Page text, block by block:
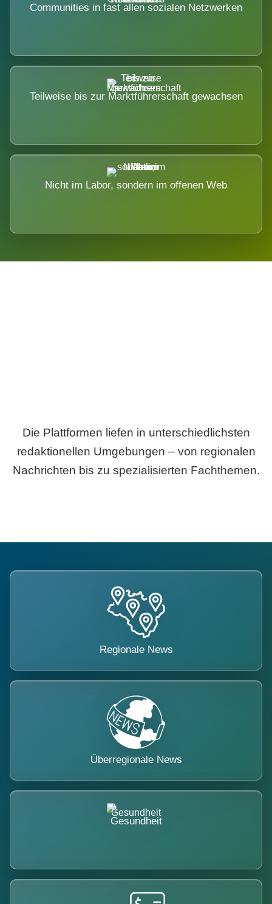
Communities in fast allen sozialen Netzwerken
Teilweise bis zur Marktführerschaft gewachsen
Nicht im Labor, sondern im offenen Web
Die Plattformen liefen in unterschiedlichsten
redaktionellen Umgebungen – von regionalen
Nachrichten bis zu spezialisierten Fachthemen.
Regionale News
Überregionale News
Gesundheit